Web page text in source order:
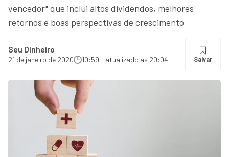
vencedor" que inclui altos dividendos, melhores
retornos e boas perspectivas de crescimento
Seu Dinheiro
21 de janeiro de 2020 10:59 - atualizado às 20:04 Salvar